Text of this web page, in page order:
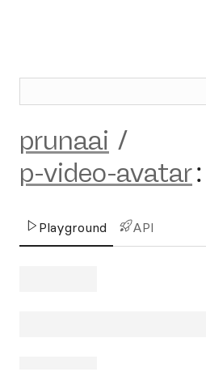
prunaai /
p-video-avatar:
Playground API